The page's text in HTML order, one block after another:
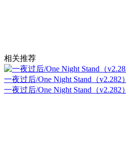
相关推荐
一夜过后/One Night Stand（v2.282）
一夜过后/One Night Stand（v2.282）